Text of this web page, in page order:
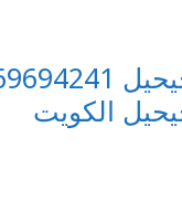
الكويت